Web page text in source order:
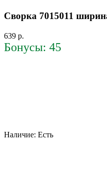
Сворка 7015011
639 р.
Бонусы: 45
Наличие: Есть